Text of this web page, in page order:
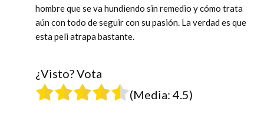
hombre que se va hundiendo sin remedio y cómo trata
aún con todo de seguir con su pasión. La verdad es que
esta peli atrapa bastante.
¿Visto? Vota
(Media: 4.5)